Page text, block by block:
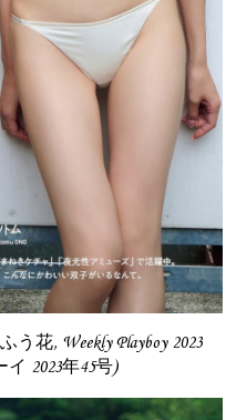
う花, Weekly Playboy 2023
2023年45号)